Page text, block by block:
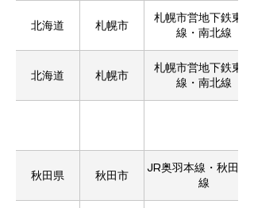
北海道 札幌市
札幌市営地下鉄東豊
線・南北線
北海道 札幌市
札幌市営地下鉄東豊
線・南北線
秋田県 秋田市
JR奥羽本線・秋田新幹
線